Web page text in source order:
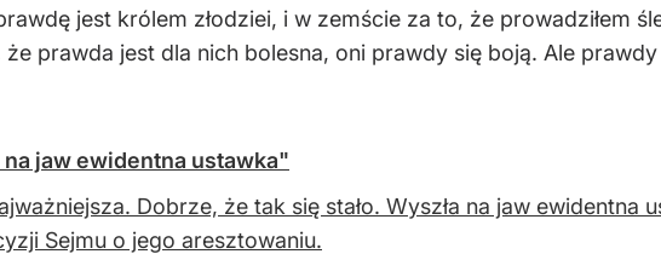
jest królem złodziei, i w zemście za to, że prowadziłem
prawda jest dla nich bolesna, oni prawdy się boją. Ale
jaw ewidentna ustawka"
Dobrze, że tak się stało. Wyszła na jaw ewidentna
Sejmu o jego aresztowaniu.